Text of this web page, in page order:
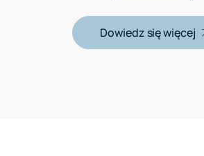
Dowiedz się więcej